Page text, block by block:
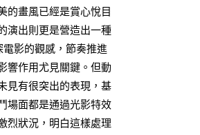
的畫風已經是賞心悅目
演出則更是營造出一種
電影的觀感，節奏推進
響作用尤見關鍵。但動
見有很突出的表現，基
場面都是通過光影特效
烈狀況，明白這樣處理